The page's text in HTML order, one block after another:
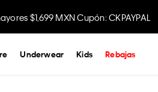
$1,699 MXN Cupón: CKPAYPAL
Underwear Kids Rebajas